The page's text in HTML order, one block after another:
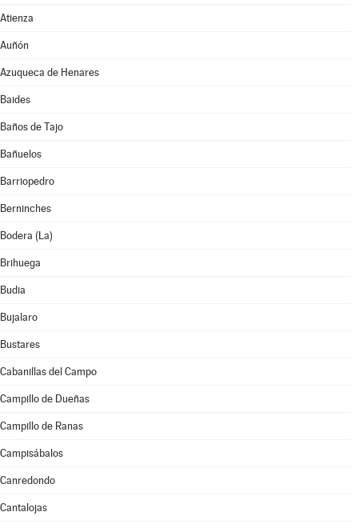
Atienza
Auñón
Azuqueca de Henares
Baides
Baños de Tajo
Bañuelos
Barriopedro
Berninches
Bodera (La)
Brihuega
Budia
Bujalaro
Bustares
Cabanillas del Campo
Campillo de Dueñas
Campillo de Ranas
Campisábalos
Canredondo
Cantalojas